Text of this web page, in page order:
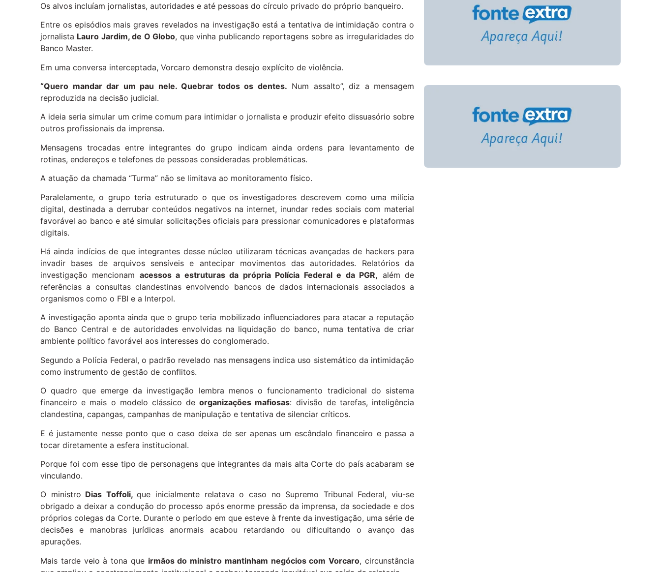
Os alvos incluíam jornalistas, autoridades e até pessoas do círculo privado do próprio banqueiro.
Entre os episódios mais graves revelados na investigação está a tentativa de intimidação contra o
jornalista Lauro Jardim, de O Globo, que vinha publicando reportagens sobre as irregularidades do
Banco Master.
Em uma conversa interceptada, Vorcaro demonstra desejo explícito de violência.
“Quero mandar dar um pau nele. Quebrar todos os dentes. Num assalto”, diz a mensagem
reproduzida na decisão judicial.
A ideia seria simular um crime comum para intimidar o jornalista e produzir efeito dissuasório sobre
outros profissionais da imprensa.
Mensagens trocadas entre integrantes do grupo indicam ainda ordens para levantamento de
rotinas, endereços e telefones de pessoas consideradas problemáticas.
A atuação da chamada “Turma” não se limitava ao monitoramento físico.
Paralelamente, o grupo teria estruturado o que os investigadores descrevem como uma milícia
digital, destinada a derrubar conteúdos negativos na internet, inundar redes sociais com material
favorável ao banco e até simular solicitações oficiais para pressionar comunicadores e plataformas
digitais.
Há ainda indícios de que integrantes desse núcleo utilizaram técnicas avançadas de hackers para
invadir bases de arquivos sensíveis e antecipar movimentos das autoridades. Relatórios da
investigação mencionam acessos a estruturas da própria Polícia Federal e da PGR, além de
referências a consultas clandestinas envolvendo bancos de dados internacionais associados a
organismos como o FBI e a Interpol.
A investigação aponta ainda que o grupo teria mobilizado influenciadores para atacar a reputação
do Banco Central e de autoridades envolvidas na liquidação do banco, numa tentativa de criar
ambiente político favorável aos interesses do conglomerado.
Segundo a Polícia Federal, o padrão revelado nas mensagens indica uso sistemático da intimidação
como instrumento de gestão de conflitos.
O quadro que emerge da investigação lembra menos o funcionamento tradicional do sistema
financeiro e mais o modelo clássico deorganizações mafiosas: divisão de tarefas, inteligência
clandestina, capangas, campanhas de manipulação e tentativa de silenciar críticos.
E é justamente nesse ponto que o caso deixa de ser apenas um escândalo financeiro e passa a
tocar diretamente a esfera institucional.
Porque foi com esse tipo de personagens que integrantes da mais alta Corte do país acabaram se
vinculando.
O ministro Dias Toffoli,que inicialmente relatava o caso no Supremo Tribunal Federal, viu-se
obrigado a deixar a condução do processo após enorme pressão da imprensa, da sociedade e dos
próprios colegas da Corte. Durante o período em que esteve à frente da investigação, uma série de
decisões e manobras jurídicas anormais acabou retardando ou dificultando o avanço das
apurações.
Mais tarde veio à tona que irmãos do ministro mantinham negócios com Vorcaro, circunstância